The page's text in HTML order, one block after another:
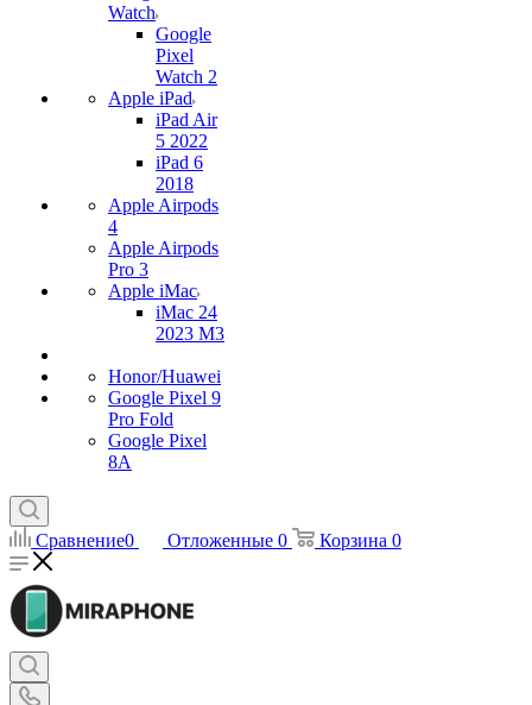
Watch
Google
Pixel
Watch 2
Apple iPad
iPad Air
5 2022
iPad 6
2018
Apple Airpods
4
Apple Airpods
Pro 3
Apple iMac
iMac 24
2023 M3
Honor/Huawei
Google Pixel 9
Pro Fold
Google Pixel
8A
Сравнение0 Отложенные 0 Корзина 0